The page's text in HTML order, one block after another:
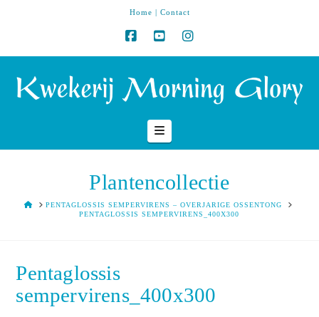
Home | Contact
Navigation
Plantencollectie
HOMEPENTAGLOSSIS SEMPERVIRENS – OVERJARIGE OSSENTONG
PENTAGLOSSIS SEMPERVIRENS_400X300
Pentaglossis
sempervirens_400x300